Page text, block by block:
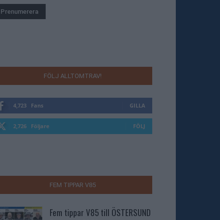
FÖLJ ALLTOMTRAV!
4,723 Fans GILLA
2,726 Följare FÖLJ
FEM TIPPAR V85
Fem tippar V85 till ÖSTERSUND